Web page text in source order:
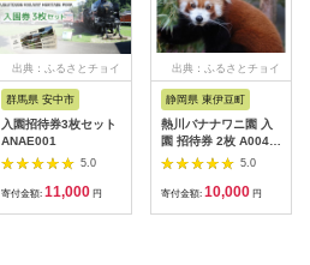
出典：ふるさとチョイ
群馬県 安中市
入園招待券3枚セット
ANAE001
5.0
寄付金額: 11,000 円
出典：ふるさとチョイ
静岡県 東伊豆町
熱川バナナワニ園 入
園 招待券 2枚 A004
／ 熱帯 動植物園 チケ
ット 静岡県 東伊豆町
5.0
寄付金額: 10,000 円